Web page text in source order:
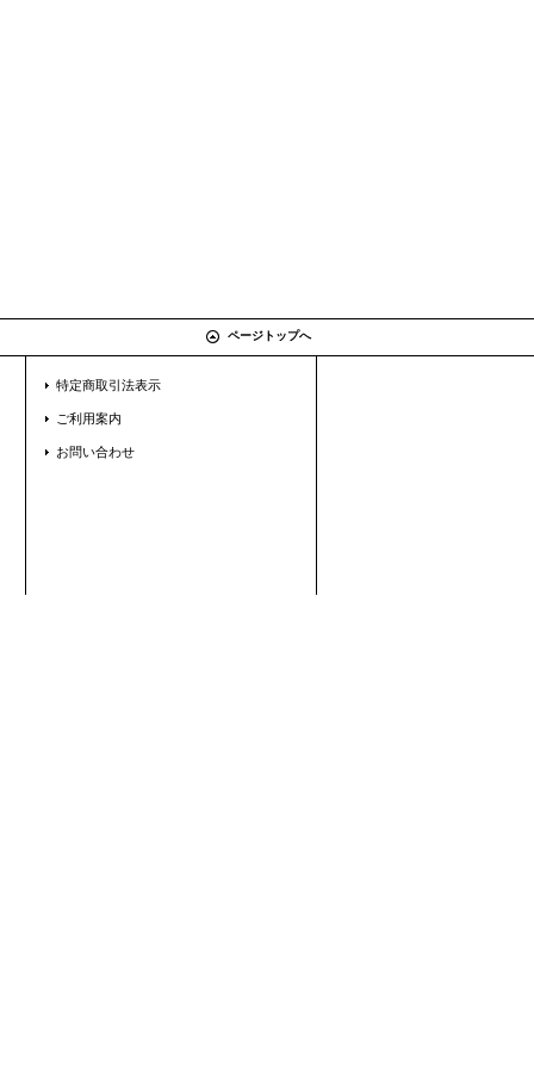
ページトップへ
特定商取引法表示
ご利用案内
お問い合わせ